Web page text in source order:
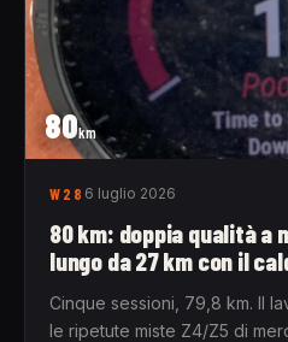
80km
W28 6 luglio 2026
80 km: doppia qualità a
lungo da 27 km con il
Cinque sessioni, 79,8 km. Il
le ripetute miste Z4/Z5 di